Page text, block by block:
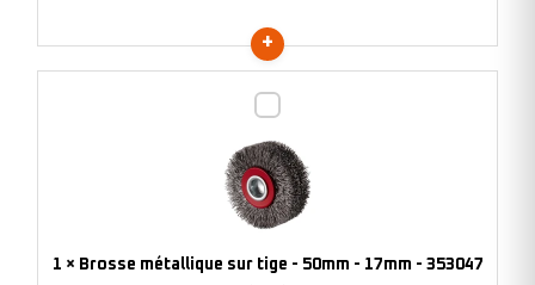
sur
tige
-
1 × Brosse métallique sur tige - 50mm - 17mm - 353047